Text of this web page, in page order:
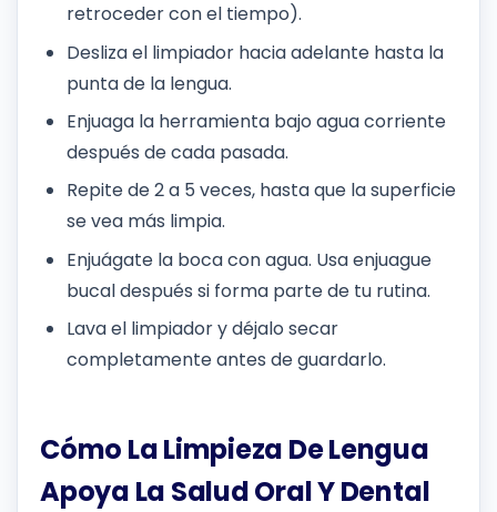
retroceder con el tiempo).
Desliza el limpiador hacia adelante hasta la
punta de la lengua.
Enjuaga la herramienta bajo agua corriente
después de cada pasada.
Repite de 2 a 5 veces, hasta que la superficie
se vea más limpia.
Enjuágate la boca con agua. Usa enjuague
bucal después si forma parte de tu rutina.
Lava el limpiador y déjalo secar
completamente antes de guardarlo.
Cómo La Limpieza De Lengua
Apoya La Salud Oral Y Dental